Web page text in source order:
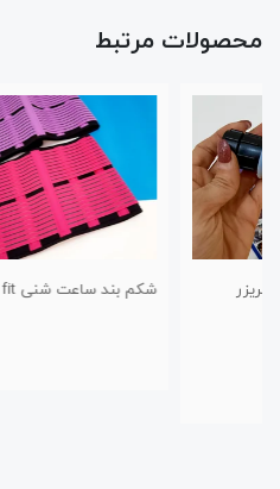
محصولات مرتبط
شکم بند ساعت شنی Lets fit